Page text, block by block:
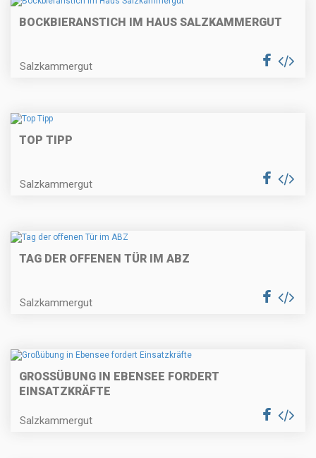
BOCKBIERANSTICH IM HAUS SALZKAMMERGUT
Salzkammergut
TOP TIPP
Salzkammergut
TAG DER OFFENEN TÜR IM ABZ
Salzkammergut
GROSSÜBUNG IN EBENSEE FORDERT E
INSATZKRÄFTE
Salzkammergut